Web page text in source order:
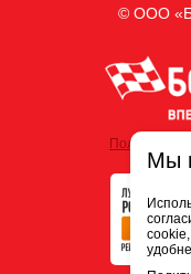
© ООО
Политика
Мы